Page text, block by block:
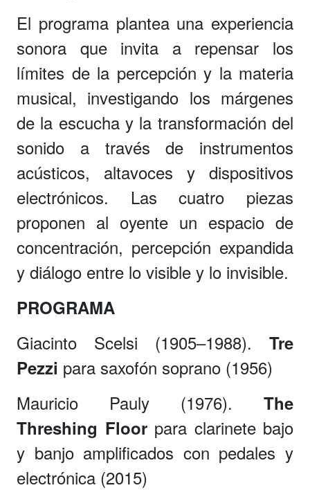
El programa plantea una experiencia
sonora que invita a repensar los
límites de la percepción y la materia
musical, investigando los márgenes
de la escucha y la transformación del
sonido a través de instrumentos
acústicos, altavoces y dispositivos
electrónicos. Las cuatro piezas
proponen al oyente un espacio de
concentración, percepción expandida
y diálogo entre lo visible y lo invisible.
PROGRAMA
Giacinto Scelsi (1905–1988). Tre
Pezzi para saxofón soprano (1956)
Mauricio Pauly (1976). The
Threshing Floor para clarinete bajo
y banjo amplificados con pedales y
electrónica (2015)